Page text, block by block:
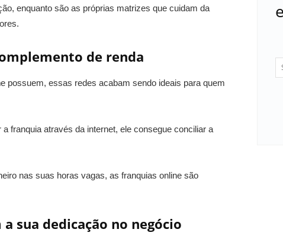
enquanto são as próprias matrizes que cuidam da
de renda
possuem, essas redes acabam sendo ideais para quem
franquia através da internet, ele consegue conciliar a
nas suas horas vagas, as franquias online são
sua dedicação no negócio